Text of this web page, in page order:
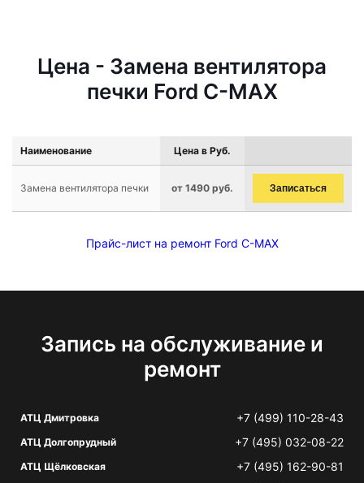
Цена - Замена вентилятора
печки Ford C-MAX
Наименование Цена в Руб.
Замена вентилятора печки от 1490 руб. Записаться
Прайс-лист на ремонт Ford C-MAX
Запись на обслуживание и
ремонт
АТЦ Дмитровка +7 (499) 110-28-43
АТЦ Долгопрудный +7 (495) 032-08-22
АТЦ Щёлковская +7 (495) 162-90-81